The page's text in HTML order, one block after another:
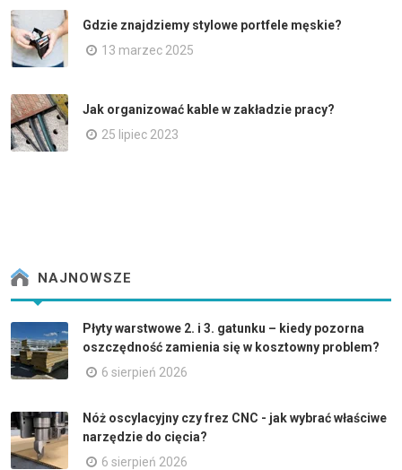
Gdzie znajdziemy stylowe portfele męskie?
13 marzec 2025
Jak organizować kable w zakładzie pracy?
25 lipiec 2023
NAJNOWSZE
Płyty warstwowe 2. i 3. gatunku – kiedy pozorna
oszczędność zamienia się w kosztowny problem?
6 sierpień 2026
Nóż oscylacyjny czy frez CNC - jak wybrać właściwe
narzędzie do cięcia?
6 sierpień 2026